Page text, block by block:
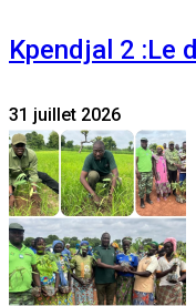
Kpendjal 2 :Le
31 juillet 2026